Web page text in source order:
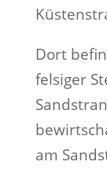
Dort
felsiger
am